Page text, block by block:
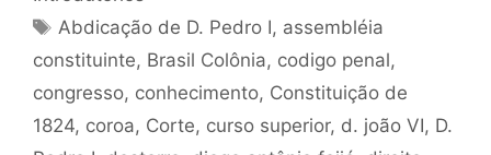
Tags
Abdicação de D. Pedro I, assembléia
constituinte, Brasil Colônia, codigo penal,
congresso, conhecimento, Constituição de
1824, coroa, Corte, curso superior, d. joão VI, D.